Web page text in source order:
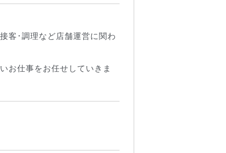
客･調理など店舗運営に関わ
お仕事をお任せしていきま